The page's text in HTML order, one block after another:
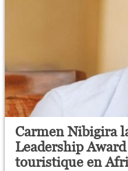
Carmen Nibigira
Leadership
touristique en